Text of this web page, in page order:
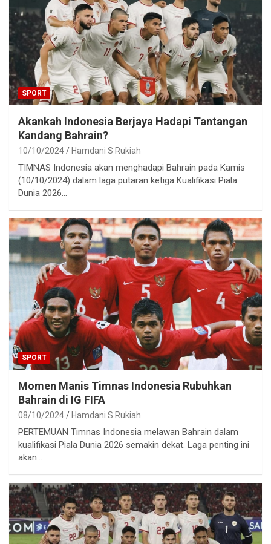
SPORT
Akankah Indonesia Berjaya Hadapi Tantangan
Kandang Bahrain?
10/10/2024 Hamdani S Rukiah
TIMNAS Indonesia akan menghadapi Bahrain pada Kamis
(10/10/2024) dalam laga putaran ketiga Kualifikasi Piala
Dunia 2026…
SPORT
Momen Manis Timnas Indonesia Rubuhkan
Bahrain di IG FIFA
08/10/2024 Hamdani S Rukiah
PERTEMUAN Timnas Indonesia melawan Bahrain dalam
kualifikasi Piala Dunia 2026 semakin dekat. Laga penting ini
akan…